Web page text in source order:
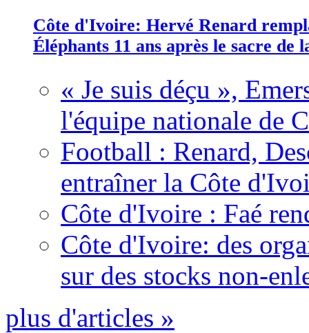
Côte d'Ivoire: Hervé Renard
Éléphants 11 ans après le sacre de
« Je suis déçu »,
l'équipe nationale de
Football : Renard,
entraîner la Côte
Côte d'Ivoire : Faé
Côte d'Ivoire: des
sur des stocks non-
plus d'articles »